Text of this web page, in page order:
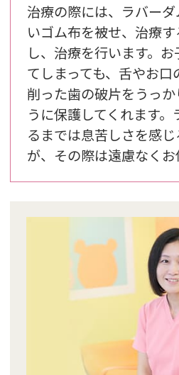
治療の際には、ラバー
いゴム布を被せ、治療
し、治療を行います。
てしまっても、舌やお口
削った歯の破片をうっ
うに保護してくれます
るまでは息苦しさを感
が、その際は遠慮なくお